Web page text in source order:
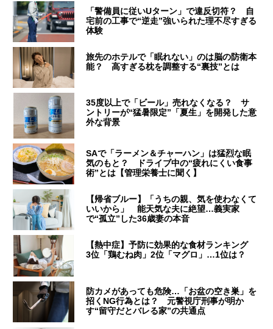
「警備員に従いUターン」で違反切符？ 自
宅前の工事で“逆走”強いられた理不尽すぎる
体験
旅先のホテルで「眠れない」のは脳の防衛本
能？ 高すぎる枕を調整する“裏技”とは
35度以上で「ビール」売れなくなる？ サ
ントリーが“猛暑限定”「夏生」を開発した意
外な背景
SAで「ラーメン＆チャーハン」は猛烈な眠
気のもと？ ドライブ中の“疲れにくい食事
術”とは【管理栄養士に聞く】
【帰省ブルー】「うちの親、気を使わなくて
いいから」 能天気な夫に絶望…義実家
で“孤立”した36歳妻の本音
【熱中症】予防に効果的な食材ランキング
3位「鶏むね肉」2位「マグロ」…1位は？
防カメがあっても危険…「お盆の空き巣」を
招くNG行為とは？ 元警視庁刑事が明か
す“留守だとバレる家”の共通点